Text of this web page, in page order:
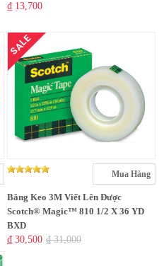
₫ 13,700
SALE
Mua Hàng
Băng Keo 3M Viết Lên Được
Scotch® Magic™ 810 1/2 X 36 YD
BXD
₫ 30,500 ₫ 31,000